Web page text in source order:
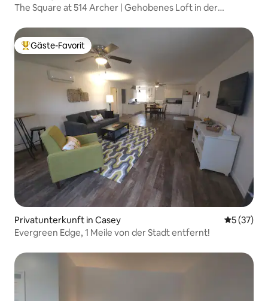
The Square at 514 Archer | Gehobenes Loft in der
Beliebter Gäste-Favorit.
Gäste-Favorit
Privatunterkunft in Casey
5 (37)
Evergreen Edge, 1 Meile von der Stadt entfernt!